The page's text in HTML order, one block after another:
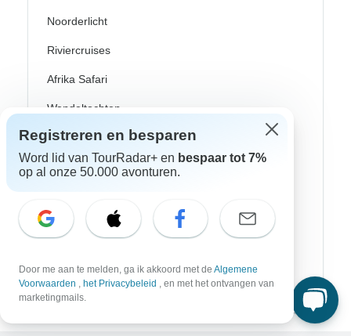
Noorderlicht
Riviercruises
Afrika Safari
Wandeltochten
Culturele Rondreizen
Bus Rondreizen
Strand Rondreizen
Privé Rondreizen
Registreren en besparen
Word lid van TourRadar+ en bespaar tot 7%
op al onze 50.000 avonturen.
Door me aan te melden, ga ik akkoord met de Algemene
Voorwaarden , het Privacybeleid , en met het ontvangen van
marketingmails.